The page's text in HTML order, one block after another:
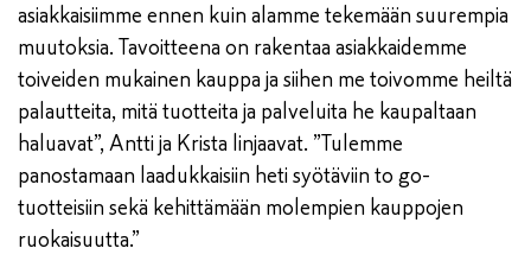
asiakkaisiimme ennen kuin alamme tekemään suurempia
muutoksia. Tavoitteena on rakentaa asiakkaidemme
toiveiden mukainen kauppa ja siihen me toivomme heiltä
palautteita, mitä tuotteita ja palveluita he kaupaltaan
haluavat”, Antti ja Krista linjaavat. ”Tulemme
panostamaan laadukkaisiin heti syötäviin to go-
tuotteisiin sekä kehittämään molempien kauppojen
ruokaisuutta.”